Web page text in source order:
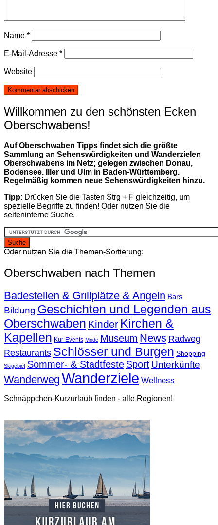
Name *
E-Mail-Adresse *
Website
Willkommen zu den schönsten Ecken
Oberschwabens!
Auf Oberschwaben Tipps findet sich die größte
Sammlung an Sehenswürdigkeiten und Wanderzielen
Oberschwabens im Netz; gelegen zwischen Donau,
Bodensee, Iller und Ulm in Baden-Württemberg.
Regelmäßig kommen neue Sehenswürdigkeiten hinzu.
Tipp: Drücken Sie die Tasten Strg + F gleichzeitig, um
spezielle Begriffe zu finden! Oder nutzen Sie die
seiteninterne Suche.
Oder nutzen Sie die Themen-Sortierung:
Oberschwaben nach Themen
Badestellen & Grillplätze & Angeln Bars
Bildung Geschichten und Legenden aus
Oberschwaben Kinder Kirchen &
Kapellen Kur-Events Mode Museum News Radweg
Restaurants Schlösser und Burgen Shopping
Skigebiet Sommer- & Stadtfeste Sport Unterkünfte
Wanderweg Wanderziele Wellness
Schnäppchen-Kurzurlaub finden - alle Regionen!